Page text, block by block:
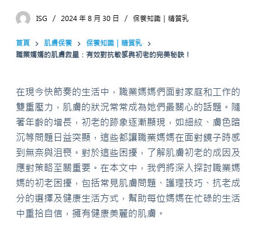
ISG 2024 年 8 月 30 日 保養知識｜精質乳
首頁 肌膚保養
保養知識｜精質乳
職業媽媽的肌膚救星：有效對抗敏感與初老的完美秘訣！
在現今快節奏的生活中，職業媽媽們面對家庭和工作的
雙重壓力，肌膚的狀況常常成為她們最關心的話題。隨
著年齡的增長，初老的跡象逐漸顯現，如細紋、膚色暗
沉等問題日益突顯，這些都讓職業媽媽在面對鏡子時感
到無奈與沮喪。對於這些困擾，了解肌膚初老的成因及
應對策略至關重要。在本文中，我們將深入探討職業媽
媽的初老困擾，包括常見肌膚問題、護理技巧、抗老成
分的選擇及健康生活方式，幫助每位媽媽在忙碌的生活
中重拾自信，擁有健康美麗的肌膚。